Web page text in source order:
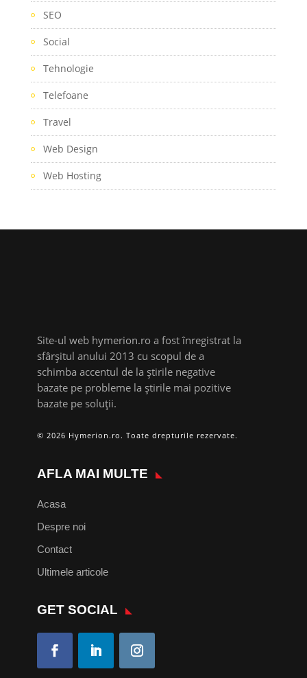
SEO
Social
Tehnologie
Telefoane
Travel
Web Design
Web Hosting
Site-ul web hymerion.ro a fost înregistrat la
sfârșitul anului 2013 cu scopul de a
schimba accentul de la știrile negative
bazate pe probleme la știrile mai pozitive
bazate pe soluții.
© 2026 Hymerion.ro. Toate drepturile rezervate.
AFLA MAI MULTE
Acasa
Despre noi
Contact
Ultimele articole
GET SOCIAL